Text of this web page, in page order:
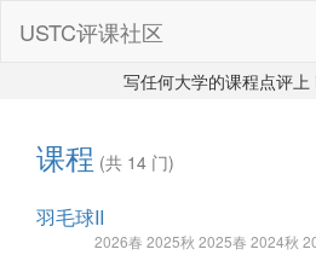
USTC评课社区
写任何大学的课程点评上
课程 (共 14 门)
羽毛球II
2026春 2025秋 2025春 2024秋